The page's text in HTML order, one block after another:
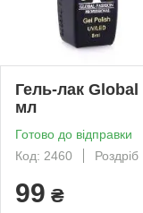
Гель-лак
мл
Готово до відправки
Код: 2460
Роздріб
99 ₴